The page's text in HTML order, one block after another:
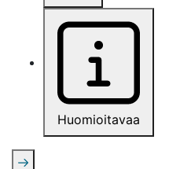
Huomioitavaa